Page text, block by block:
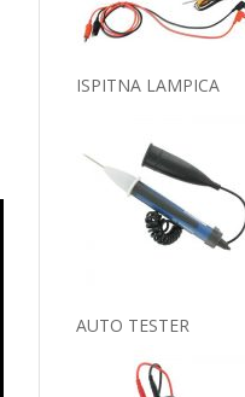
ISPITNA LAMPICA
AUTO TESTER